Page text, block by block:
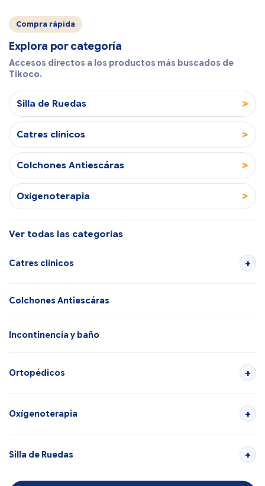
Compra rápida
Explora por categoría
Accesos directos a los productos más buscados de
Tikoco.
Silla de Ruedas >
Catres clínicos >
Colchones Antiescáras >
Oxígenoterapia >
Ver todas las categorías
Catres clínicos
Colchones Antiescáras
Incontinencia y baño
Ortopédicos
Oxígenoterapia
Silla de Ruedas